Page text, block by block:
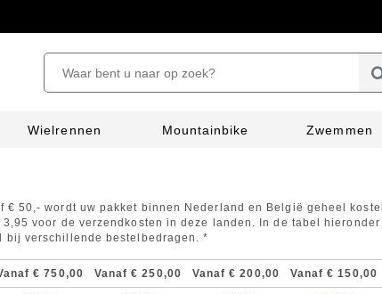
Wielrennen Mountainbike Zwemmen
€ 50,- wordt uw pakket binnen Nederland en België geheel
voor de verzendkosten in deze landen. In de tabel
bij verschillende bestelbedragen. *
€ 750,00 Vanaf € 250,00 Vanaf € 200,00 Vanaf € 150,00